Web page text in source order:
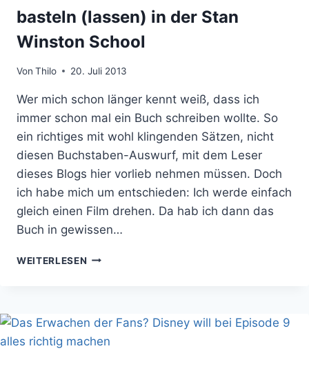
basteln (lassen) in der Stan
Winston School
Von Thilo 20. Juli 2013
Wer mich schon länger kennt weiß, dass ich
immer schon mal ein Buch schreiben wollte. So
ein richtiges mit wohl klingenden Sätzen, nicht
diesen Buchstaben-Auswurf, mit dem Leser
dieses Blogs hier vorlieb nehmen müssen. Doch
ich habe mich um entschieden: Ich werde einfach
gleich einen Film drehen. Da hab ich dann das
Buch in gewissen…
WEITERLESEN ICH
BASTELN
(LASSEN)